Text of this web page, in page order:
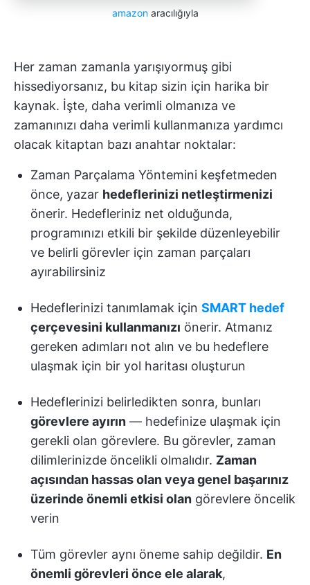
amazonaracılığıyla
Her zaman zamanla yarışıyormuş gibi
hissediyorsanız, bu kitap sizin için harika bir
kaynak. İşte, daha verimli olmanıza ve
zamanınızı daha verimli kullanmanıza yardımcı
olacak kitaptan bazı anahtar noktalar:
Zaman Parçalama Yöntemini keşfetmeden
önce, yazar hedeflerinizi netleştirmenizi
önerir. Hedefleriniz net olduğunda,
programınızı etkili bir şekilde düzenleyebilir
ve belirli görevler için zaman parçaları
ayırabilirsiniz
Hedeflerinizi tanımlamak için SMART hedef
çerçevesini kullanmanızı önerir. Atmanız
gereken adımları not alın ve bu hedeflere
ulaşmak için bir yol haritası oluşturun
Hedeflerinizi belirledikten sonra, bunları
görevlere ayırın — hedefinize ulaşmak için
gerekli olan görevlere. Bu görevler, zaman
dilimlerinizde öncelikli olmalıdır. Zaman
açısından hassas olan veya genel başarınız
üzerinde önemli etkisi olan görevlere öncelik
verin
Tüm görevler aynı öneme sahip değildir. En
önemli görevleri önce ele alarak,